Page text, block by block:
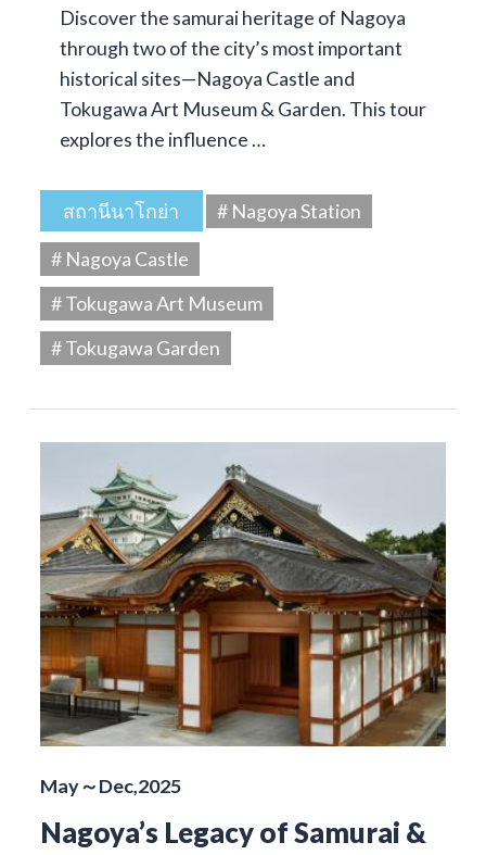
Discover the samurai heritage of Nagoya
through two of the city’s most important
historical sites—Nagoya Castle and
Tokugawa Art Museum & Garden. This tour
explores the influence …
สถานีนาโกย่า
# Nagoya Station
# Nagoya Castle
# Tokugawa Art Museum
# Tokugawa Garden
May～Dec,2025
Nagoya’s Legacy of Samurai &